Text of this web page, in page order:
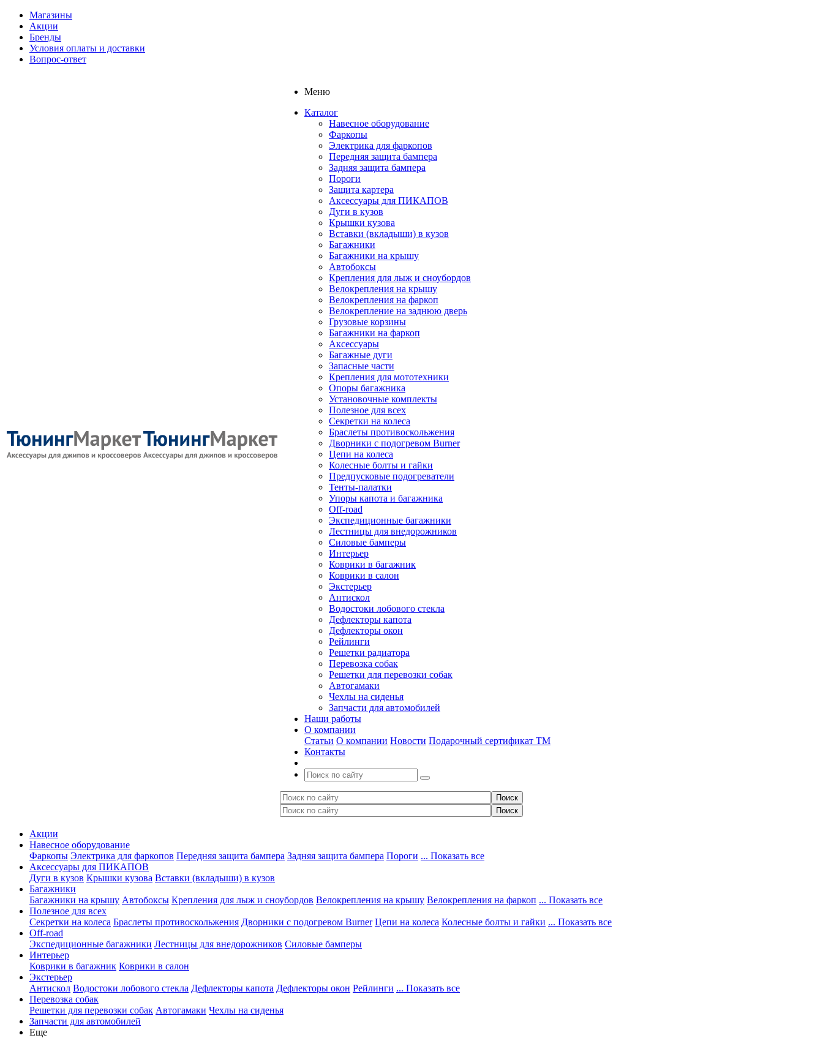
Магазины
Акции
Бренды
Условия оплаты и доставки
Вопрос-ответ
Меню
Каталог
Навесное оборудование
Фаркопы
Электрика для фаркопов
Передняя защита бампера
Задняя защита бампера
Пороги
Защита картера
Аксессуары для ПИКАПОВ
Дуги в кузов
Крышки кузова
Вставки (вкладыши) в кузов
Багажники
Багажники на крышу
Автобоксы
Крепления для лыж и сноубордов
Велокрепления на крышу
Велокрепления на фаркоп
Велокрепление на заднюю дверь
Грузовые корзины
Багажники на фаркоп
Аксессуары
Багажные дуги
Запасные части
Крепления для мототехники
Опоры багажника
Установочные комплекты
Полезное для всех
Секретки на колеса
Браслеты противоскольжения
Дворники с подогревом Burner
Цепи на колеса
Колесные болты и гайки
Предпусковые подогреватели
Тенты-палатки
Упоры капота и багажника
Off-road
Экспедиционные багажники
Лестницы для внедорожников
Силовые бамперы
Интерьер
Коврики в багажник
Коврики в салон
Экстерьер
Антискол
Водостоки лобового стекла
Дефлекторы капота
Дефлекторы окон
Рейлинги
Решетки радиатора
Перевозка собак
Решетки для перевозки собак
Автогамаки
Чехлы на сиденья
Запчасти для автомобилей
Наши работы
О компании
Статьи О компании Новости Подарочный сертификат ТМ
Контакты
Акции
Навесное оборудование
Фаркопы Электрика для фаркопов Передняя защита бампера Задняя защита бампера Пороги ... Показать все
Аксессуары для ПИКАПОВ
Дуги в кузов Крышки кузова Вставки (вкладыши) в кузов
Багажники
Багажники на крышу Автобоксы Крепления для лыж и сноубордов Велокрепления на крышу Велокрепления на фаркоп ... Показать все
Полезное для всех
Секретки на колеса Браслеты противоскольжения Дворники с подогревом Burner Цепи на колеса Колесные болты и гайки ... Показать все
Off-road
Экспедиционные багажники Лестницы для внедорожников Силовые бамперы
Интерьер
Коврики в багажник Коврики в салон
Экстерьер
Антискол Водостоки лобового стекла Дефлекторы капота Дефлекторы окон Рейлинги ... Показать все
Перевозка собак
Решетки для перевозки собак Автогамаки Чехлы на сиденья
Запчасти для автомобилей
Еще